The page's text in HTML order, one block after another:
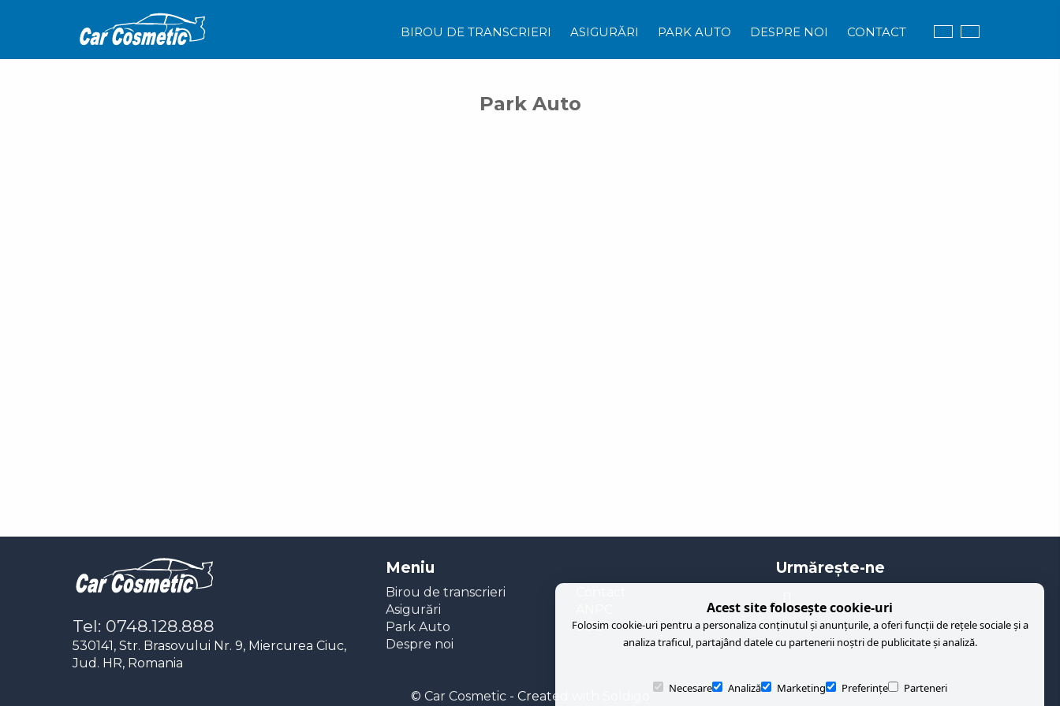
BIROU DE TRANSCRIERI ASIGURĂRI PARK AUTO DESPRE NOI CONTACT
Park Auto
Tel: 0748.128.888
530141, Str. Brasovului Nr. 9, Miercurea Ciuc,
Jud. HR, Romania
Meniu
Birou de transcrieri
Asigurări
Park Auto
Despre noi
SOL
Urmăreşte-ne
© Car Cosmetic- Created with
Acest site folosește cookie-uri
Folosim cookie-uri pentru a personaliza conținutul și anunțurile, a oferi funcții de rețele sociale și a
analiza traficul, partajând datele cu partenerii noștri de publicitate și analiză.
Necesare Analiză Marketing Preferințe Parteneri